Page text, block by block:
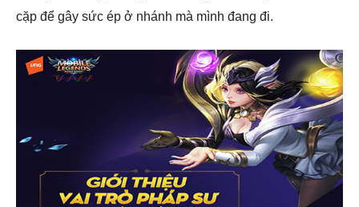
cặp để gây sức ép ở nhánh mà mình đang đi.